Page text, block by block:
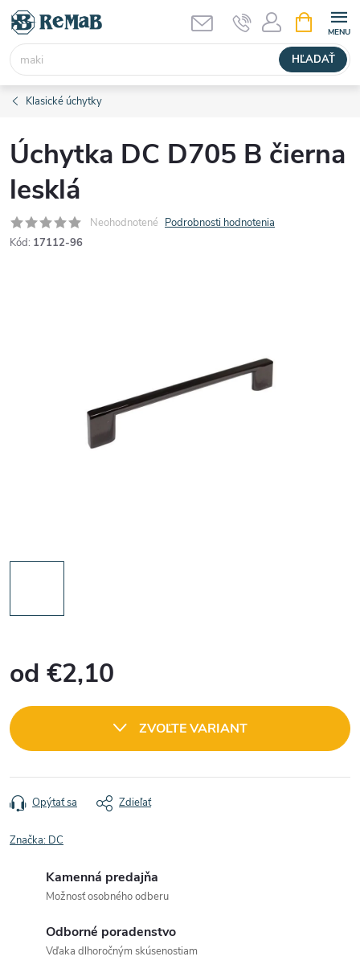
Prejsť
obsah
HĽADAŤ
KOŠÍK
Klasické úchytky
Úchytka DC D705 B čierna
lesklá
Neohodnotené Podrobnosti hodnotenia
Kód: 17112-96
od €2,10
cena:
ZVOĽTE VARIANT
Opýtať sa Zdieľať
Značka: DC
Kamenná predajňa
Možnosť osobného odberu
Odborné poradenstvo
Vďaka dlhoročným skúsenostiam